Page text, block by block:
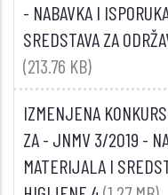
- NABAVKA I
SREDSTAVA ZA
(213.76 KB)
IZMENJENA
ZA - JNMV 3/2019 -
MATERIJALA I